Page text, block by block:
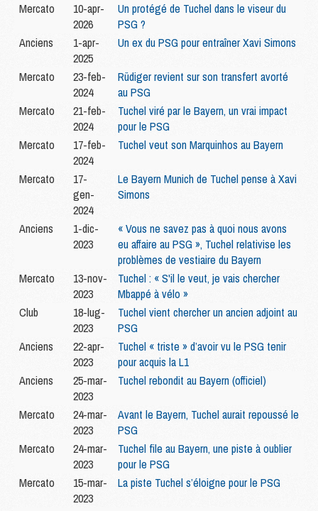
Mercato
10-apr-
2026
Un protégé de Tuchel dans le viseur du
PSG ?
Anciens
1-apr-
2025
Un ex du PSG pour entraîner Xavi Simons
Mercato
23-feb-
2024
Rüdiger revient sur son transfert avorté
au PSG
Mercato
21-feb-
2024
Tuchel viré par le Bayern, un vrai impact
pour le PSG
Mercato
17-feb-
2024
Tuchel veut son Marquinhos au Bayern
Mercato
17-
gen-
2024
Le Bayern Munich de Tuchel pense à Xavi
Simons
Anciens
1-dic-
2023
« Vous ne savez pas à quoi nous avons
eu affaire au PSG », Tuchel relativise les
problèmes de vestiaire du Bayern
Mercato
13-nov-
2023
Tuchel : « S'il le veut, je vais chercher
Mbappé à vélo »
Club
18-lug-
2023
Tuchel vient chercher un ancien adjoint au
PSG
Anciens
22-apr-
2023
Tuchel « triste » d’avoir vu le PSG tenir
pour acquis la L1
Anciens
25-mar-
2023
Tuchel rebondit au Bayern (officiel)
Mercato
24-mar-
2023
Avant le Bayern, Tuchel aurait repoussé le
PSG
Mercato
24-mar-
2023
Tuchel file au Bayern, une piste à oublier
pour le PSG
Mercato
15-mar-
2023
La piste Tuchel s’éloigne pour le PSG